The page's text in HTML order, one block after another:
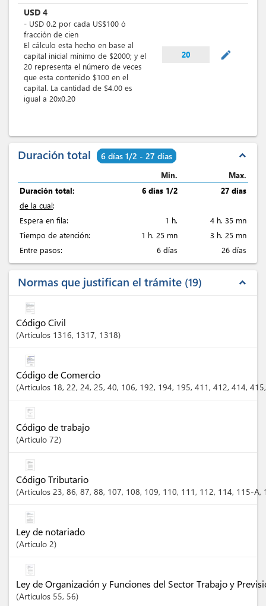
USD 4
- USD 0.2 por cada US$100 ó
fracción de cien
El cálculo esta hecho en base al
capital inicial mínimo de $2000; y el
20 representa el número de veces
que esta contenido $100 en el
capital. La cantidad de $4.00 es
igual a 20x0.20
20 mode_edit
Duración total 6 días 1/2 - 27 días expand_less
Min.
Max.
Duración total:
6 días 1/2
27 días
de la cual:
Espera en fila:
1 h.
4 h. 35 mn
Tiempo de atención:
1 h. 25 mn
3 h. 25 mn
Entre pasos:
6 días 26 días
Normas que justifican el trámite 19 expand_less
Código Civil
Artículos 1316, 1317, 1318
Código de Comercio
Artículos 18, 22, 24, 25, 40, 106, 192, 194, 195, 411, 412, 414, 415
Código de trabajo
Artículo 72
Código Tributario
Artículos 23, 86, 87, 88, 107, 108, 109, 110, 111, 112, 114, 115-A,
Ley de notariado
Artículo 2
Ley de Organización y Funciones del Sector Trabajo y
Artículos 55, 56